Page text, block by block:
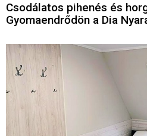
Csodálatos pihenés és
Gyomaendrődön a Dia